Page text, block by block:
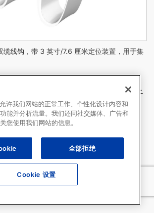
线钩，带 3 英寸/7.6 厘米定位装置，用于集
3 英寸/7.6 厘米定位装置，用于
management below an arm
to the bottom of VHM-P / VHM-PL
Per Hook: 3 lbs / .25 kg
许我们网站的正常工作、个性化设计内容和
能并分析流量。我们还同社交媒体、广告和
您使用我们网站的信息。
全部拒绝
Cookie 设置